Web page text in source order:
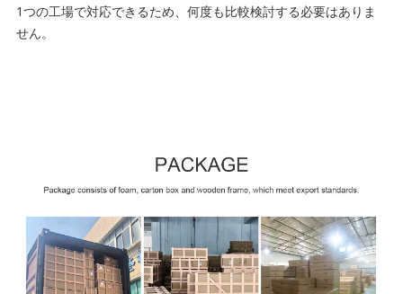
1つの工場で対応できるため、何度も比較検討する必要はありま
せん。